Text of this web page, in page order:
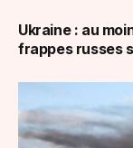
Ukraine : au
frappes russes